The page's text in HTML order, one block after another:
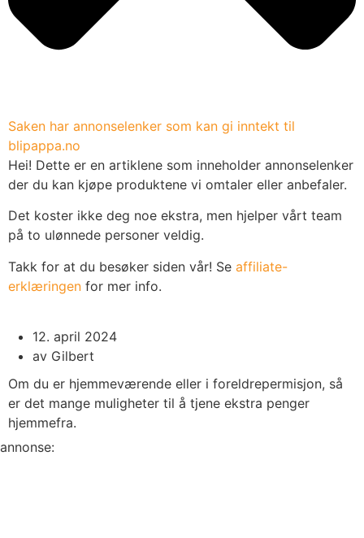
Saken har annonselenker som kan gi inntekt til
blipappa.no
Hei! Dette er en artiklene som inneholder annonselenker
der du kan kjøpe produktene vi omtaler eller anbefaler.
Det koster ikke deg noe ekstra, men hjelper vårt team
på to ulønnede personer veldig.
Takk for at du besøker siden vår! Se affiliate-
erklæringen for mer info.
12. april 2024
av Gilbert
Om du er hjemmeværende eller i foreldrepermisjon, så
er det mange muligheter til å tjene ekstra penger
hjemmefra.
annonse: